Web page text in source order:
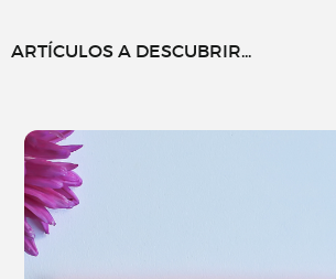
ARTÍCULOS A DESCUBRIR...